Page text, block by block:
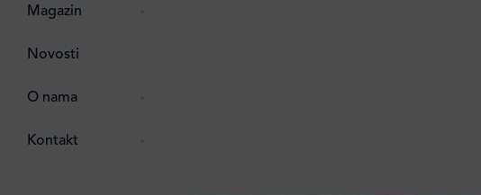
Magazin
Novosti
O nama
ostalo
Kontakt